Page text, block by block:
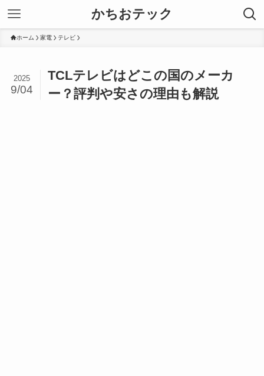
かちおテック
ホーム 家電 テレビ
TCLテレビはどこの国のメーカ
ー？評判や安さの理由も解説
2025
9/04